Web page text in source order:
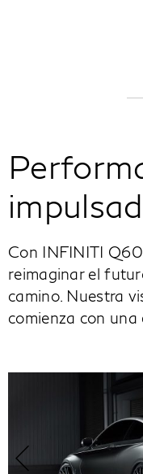
Con INFINITI
reimaginar el
camino. Nuestra
comienza con